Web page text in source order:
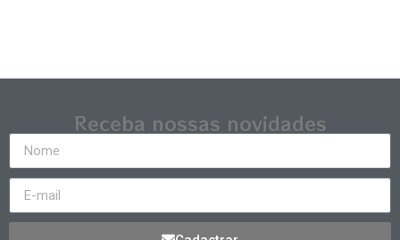
Receba nossas novidades